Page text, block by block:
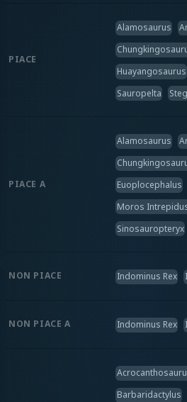
PIACE
Alamosaurus
Huayangosaurus
Sauropelta
PIACE A
Alamosaurus
Euoplocephalus
Moros
Sinosauropteryx
NON PIACE Indominus Rex
NON PIACE A Indominus Rex
Barbaridactylus